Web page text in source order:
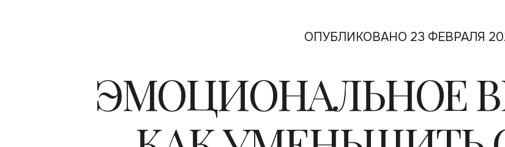
ОПУБЛИКОВАНО 23 ФЕВРАЛЯ
ЭМОЦИОНАЛЬНОЕ